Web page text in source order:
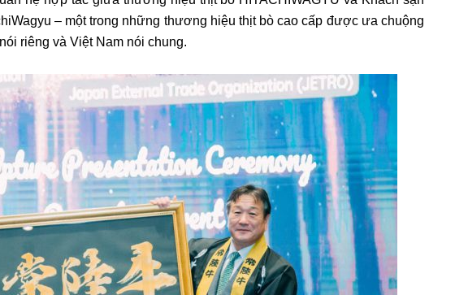
– một trong những thương hiệu thịt bò cao cấp được ưachuộng
riêng và Việt Nam nói chung.